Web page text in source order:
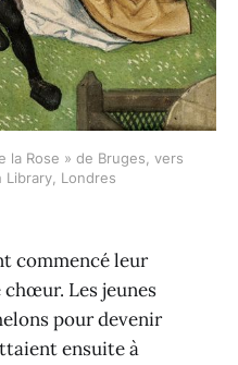
la Rose » de Bruges, vers
Library, Londres
commencé leur
Les jeunes
pour devenir
ensuite à